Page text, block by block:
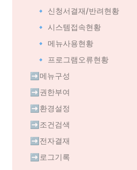
🔹 신청서결재/반려현황
🔹 시스템접속현황
🔹 메뉴사용현황
🔹 프로그램오류현황
➡️메뉴구성
➡️권한부여
➡️환경설정
➡️조건검색
➡️전자결재
➡️로그기록